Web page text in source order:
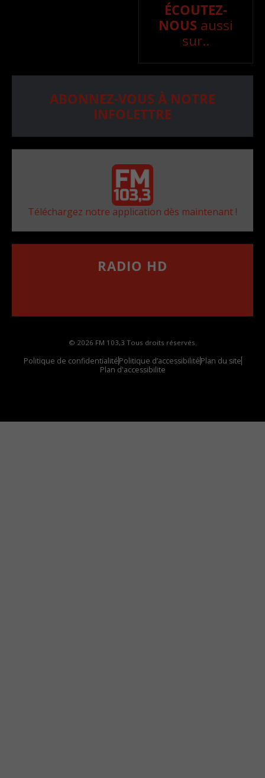
ÉCOUTEZ-
NOUS aussi
sur..
ABONNEZ-VOUS À NOTRE
INFOLETTRE
Téléchargez notre application dès maintenant !
RADIO HD
© 2026 FM 103,3 Tous droits réservés.
Politique de confidentialitéPolitique d’accessibilitéPlan du site
Plan d'accessibilite